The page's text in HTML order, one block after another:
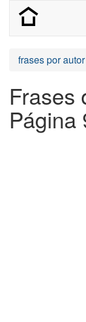
frases por autor
Frases
Página